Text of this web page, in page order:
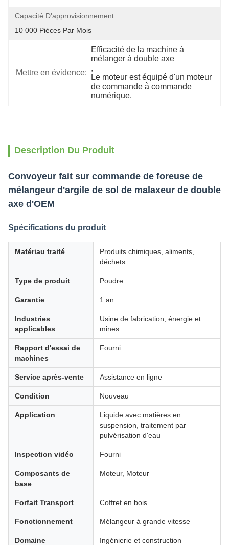
Capacité D'approvisionnement:
10 000 Pièces Par Mois
Mettre en évidence:
Efficacité de la machine à
mélanger à double axe
,
Le moteur est équipé d'un moteur
de commande à commande
numérique.
Description Du Produit
Convoyeur fait sur commande de foreuse de
mélangeur d'argile de sol de malaxeur de double
axe d'OEM
Spécifications du produit
Matériau traité
Produits chimiques, aliments,
déchets
Type de produit Poudre
Garantie 1 an
Industries
applicables
Usine de fabrication, énergie et
mines
Rapport d'essai de
machines
Fourni
Service après-vente Assistance en ligne
Condition Nouveau
Application
Liquide avec matières en
suspension, traitement par
pulvérisation d'eau
Inspection vidéo Fourni
Composants de
base
Moteur, Moteur
Forfait Transport Coffret en bois
Fonctionnement Mélangeur à grande vitesse
Domaine
Ingénierie et construction